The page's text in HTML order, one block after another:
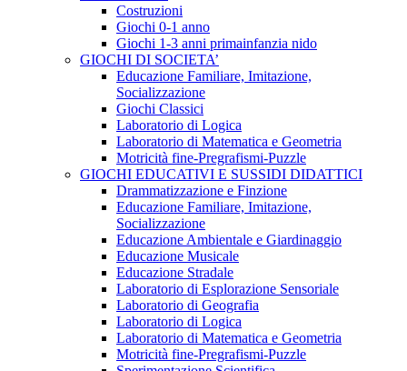
Costruzioni
Giochi 0-1 anno
Giochi 1-3 anni primainfanzia nido
GIOCHI DI SOCIETA’
Educazione Familiare, Imitazione,
Socializzazione
Giochi Classici
Laboratorio di Logica
Laboratorio di Matematica e Geometria
Motricità fine-Pregrafismi-Puzzle
GIOCHI EDUCATIVI E SUSSIDI DIDATTICI
Drammatizzazione e Finzione
Educazione Familiare, Imitazione,
Socializzazione
Educazione Ambientale e Giardinaggio
Educazione Musicale
Educazione Stradale
Laboratorio di Esplorazione Sensoriale
Laboratorio di Geografia
Laboratorio di Logica
Laboratorio di Matematica e Geometria
Motricità fine-Pregrafismi-Puzzle